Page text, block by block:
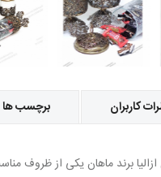
کاربران برچسب ها
برند ماهان یکی از ظروف